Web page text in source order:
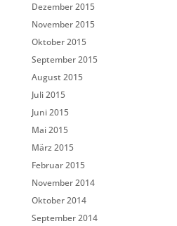
Dezember 2015
November 2015
Oktober 2015
September 2015
August 2015
Juli 2015
Juni 2015
Mai 2015
März 2015
Februar 2015
November 2014
Oktober 2014
September 2014